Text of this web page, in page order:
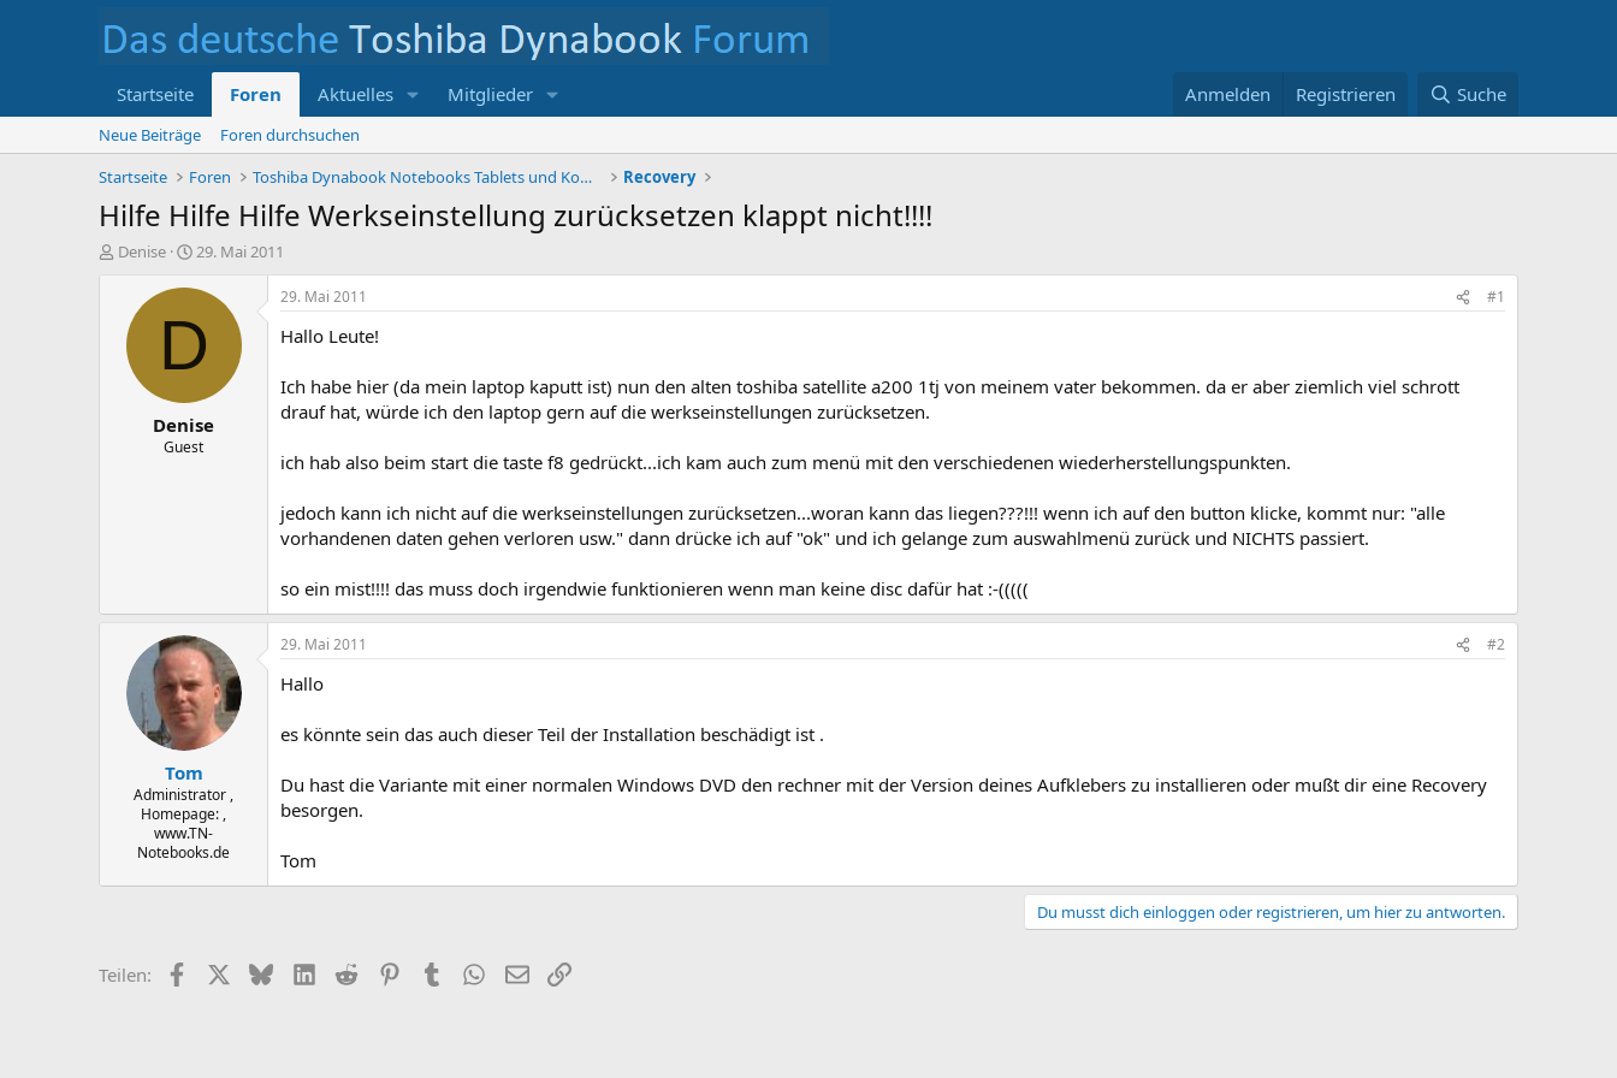
Startseite Foren Aktuelles Mitglieder Anmelden Registrieren Suche
Neue Beiträge
Foren durchsuchen
Startseite
Foren Toshiba Dynabook Notebooks Tablets und Komponenten Recovery
Hilfe Hilfe Hilfe Werkseinstellung zurücksetzen klappt nicht!!!!
E
Denise
E
s
e
l
t
a
m
29. Mai 2011
D
Denise
Guest
29. Mai 2011 #1
Hallo Leute!
Ich habe hier (da mein laptop kaputt ist) nun den alten toshiba satellite a200 1tj von meinem vater bekommen. da er aber ziemlich viel schrott
drauf hat, würde ich den laptop gern auf die werkseinstellungen zurücksetzen.
ich hab also beim start die taste f8 gedrückt...ich kam auch zum menü mit den verschiedenen wiederherstellungspunkten.
jedoch kann ich nicht auf die werkseinstellungen zurücksetzen...woran kann das liegen???!!! wenn ich auf den button klicke, kommt nur: "alle
vorhandenen daten gehen verloren usw." dann drücke ich auf "ok" und ich gelange zum auswahlmenü zurück und NICHTS passiert.
so ein mist!!!! das muss doch irgendwie funktionieren wenn man keine disc dafür hat :-(((((
Tom
Administrator ,
Homepage: ,
www.TN-
Notebooks.de
29. Mai 2011 #2
Hallo
es könnte sein das auch dieser Teil der Installation beschädigt ist .
Du hast die Variante mit einer normalen Windows DVD den rechner mit der Version deines Aufklebers zu installieren oder mußt dir eine Recovery
besorgen.
Tom
Du musst dich einloggen oder registrieren, um hier zu antworten.
Teilen: Facebook BlueskyLinkedIn
Reddit PinterestTumblr WhatsApp
E-MailLink